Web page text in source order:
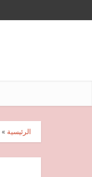
الرئيسية »